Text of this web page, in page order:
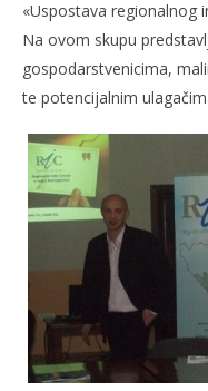
2008.
«Uspostava regionalnog
Na ovom skupu
gospodarstvenicima,
te potencijalnim